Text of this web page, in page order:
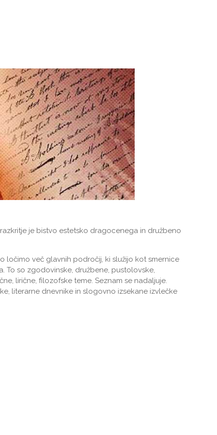
je bistvo estetsko dragocenega in družbeno
ločimo več glavnih področij, ki služijo kot smernice
To so zgodovinske, družbene, pustolovske,
lirične, filozofske teme. Seznam se nadaljuje.
literarne dnevnike in slogovno izsekane izvlečke